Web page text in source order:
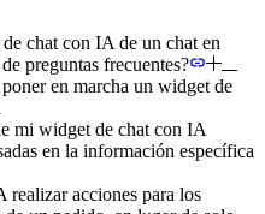
chat con IA de un chat en
preguntas frecuentes?
en marcha un widget de
mi widget de chat con IA
en la información específica
realizar acciones para los